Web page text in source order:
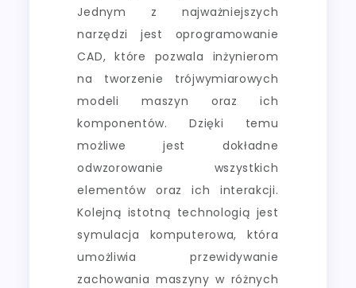
Jednym z najważniejszych
narzędzi jest oprogramowanie
CAD, które pozwala inżynierom
na tworzenie trójwymiarowych
modeli maszyn oraz ich
komponentów. Dzięki temu
możliwe jest dokładne
odwzorowanie wszystkich
elementów oraz ich interakcji.
Kolejną istotną technologią jest
symulacja komputerowa, która
umożliwia przewidywanie
zachowania maszyny w różnych